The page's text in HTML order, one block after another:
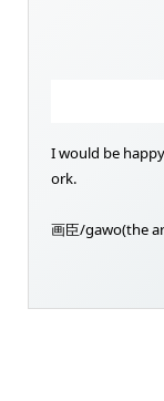
I would be
ork.
画臣/gawo(the